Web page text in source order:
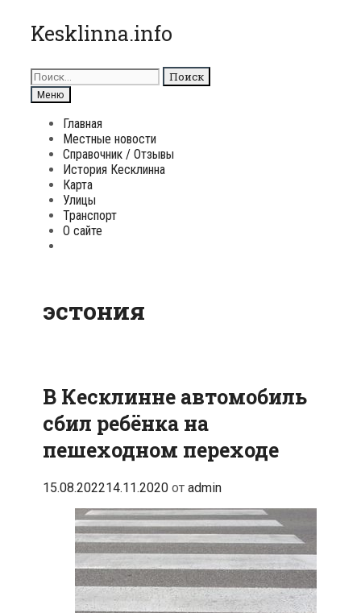
Перейти
к
Kesklinna.info
Поиск
для:
Поиск
Меню
Главная
Местные новости
Справочник / Отзывы
История Кесклинна
Карта
Улицы
Транспорт
О сайте
эстония
В Кесклинне автомобиль
сбил ребёнка на
пешеходном переходе
15.08.202214.11.2020 от admin